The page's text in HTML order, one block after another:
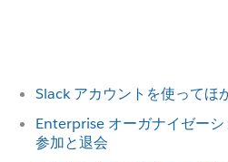
Slack アカウントを使ってほ
Enterprise オーガナイゼー
参加と退会